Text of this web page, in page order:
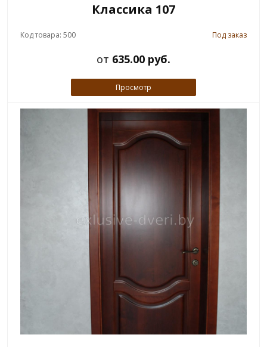
Классика 107
Код товара: 500 Под заказ
от 635.00 руб.
Просмотр